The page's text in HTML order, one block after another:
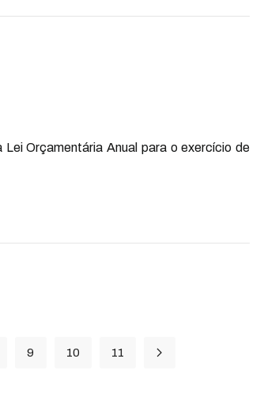
Orçamentária Anual para o exercício de
9 10 11